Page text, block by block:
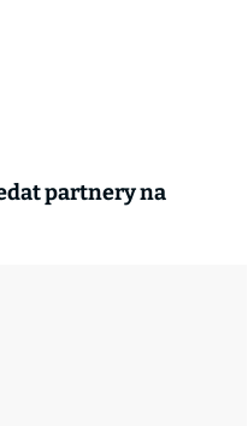
partnery na